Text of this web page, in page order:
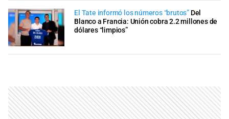
El Tate informó los números “brutos” Del
Blanco a Francia: Unión cobra 2.2 millones de
dólares “limpios”